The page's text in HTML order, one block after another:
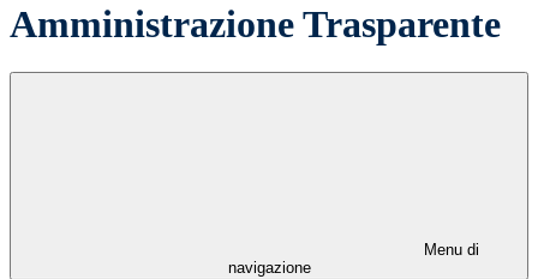
Amministrazione Trasparente
Menu di
navigazione